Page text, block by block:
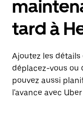
tard à
Ajoutez les détails
déplacez-vous ou
pouvez aussi
l'avance avec